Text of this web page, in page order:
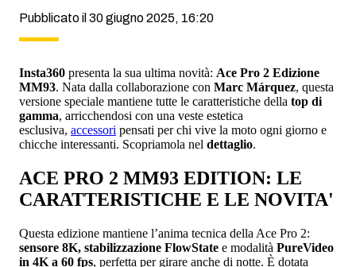
Pubblicato il 30 giugno 2025, 16:20
Insta360 presenta la sua ultima novità: Ace Pro 2 Edizione
MM93. Nata dalla collaborazione con Marc Márquez, questa
versione speciale mantiene tutte le caratteristiche della top di
gamma, arricchendosi con una veste estetica
esclusiva, accessori pensati per chi vive la moto ogni giorno e
chicche interessanti. Scopriamola nel dettaglio.
ACE PRO 2 MM93 EDITION: LE
CARATTERISTICHE E LE NOVITA'
Questa edizione mantiene l’anima tecnica della Ace Pro 2:
sensore 8K, stabilizzazione FlowState e modalità PureVideo
in 4K a 60 fps, perfetta per girare anche di notte. È dotata